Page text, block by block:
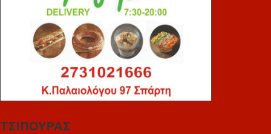
ΤΣΙΠΟΥΡΑΣ